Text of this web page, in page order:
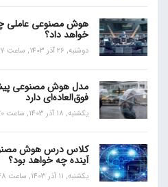
هوش مصنوعی عاملی
خواهد داد؟
دوشنبه, 26 آذر 1403, ساعت 17:57
مدل هوش مصنوعی
فوق‌العاده‌ای دارد
یکشنبه, 18 آذر 1403, ساعت 9:20
کلاس درس هوش
آینده چه خواهد بود؟
یکشنبه, 11 آذر 1403, ساعت 19:48